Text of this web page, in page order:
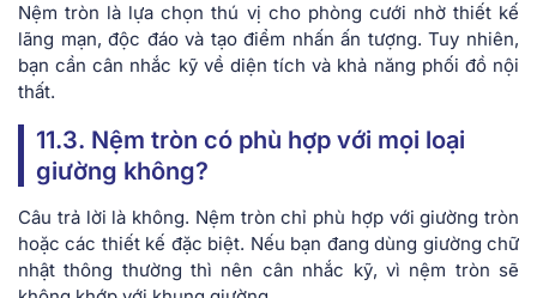
Nệm tròn là lựa chọn thú vị cho phòng cưới nhờ thiết kế
lãng mạn, độc đáo và tạo điểm nhấn ấn tượng. Tuy nhiên,
bạn cần cân nhắc kỹ về diện tích và khả năng phối đồ nội
thất.
11.3. Nệm tròn có phù hợp với mọi loại
giường không?
Câu trả lời là không. Nệm tròn chỉ phù hợp với giường tròn
hoặc các thiết kế đặc biệt. Nếu bạn đang dùng giường chữ
nhật thông thường thì nên cân nhắc kỹ, vì nệm tròn sẽ